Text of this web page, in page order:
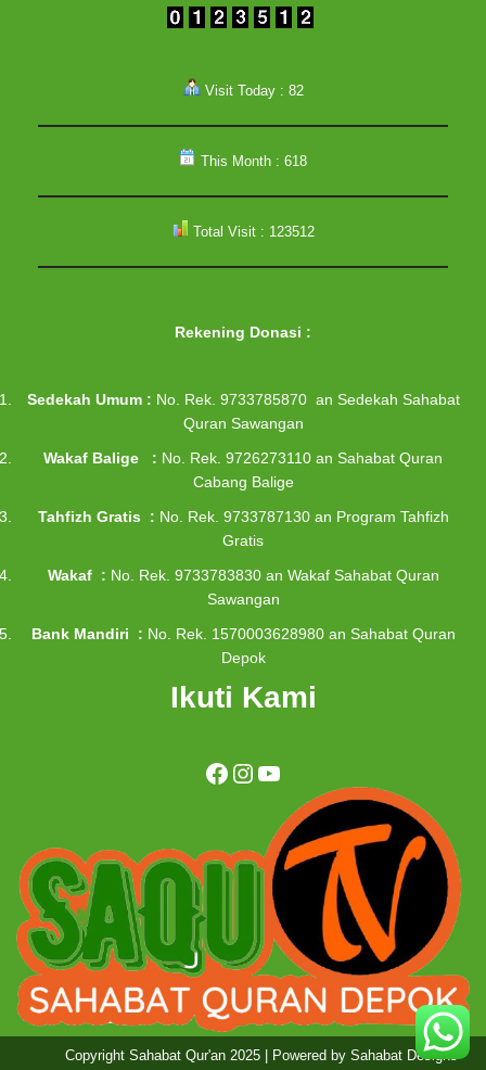
Visit Today : 82
This Month : 618
Total Visit : 123512
Rekening Donasi :
Sedekah Umum : No. Rek. 9733785870 an Sedekah Sahabat
Quran Sawangan
Wakaf Balige : No. Rek. 9726273110 an Sahabat Quran
Cabang Balige
Tahfizh Gratis : No. Rek. 9733787130 an Program Tahfizh
Gratis
Wakaf : No. Rek. 9733783830 an Wakaf Sahabat Quran
Sawangan
Bank Mandiri : No. Rek. 1570003628980 an Sahabat Quran
Depok
Ikuti Kami
Copyright Sahabat Qur'an 2025 | Powered by Sahabat Designs